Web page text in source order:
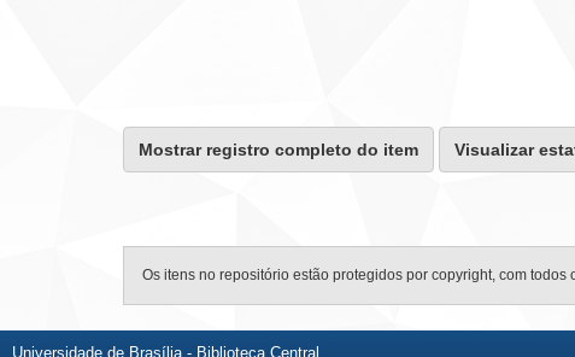
Mostrar registro completo do item Visualizar
Os itens no repositório estão protegidos por copyright, com
Universidade de Brasília - Biblioteca Central